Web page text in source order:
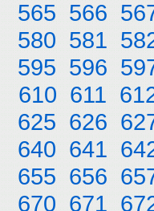
565 566
580 581
595 596
610 611
625 626
640 641
655 656
670 671